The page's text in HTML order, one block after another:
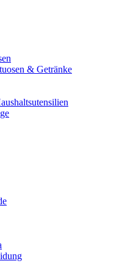
& Getränke